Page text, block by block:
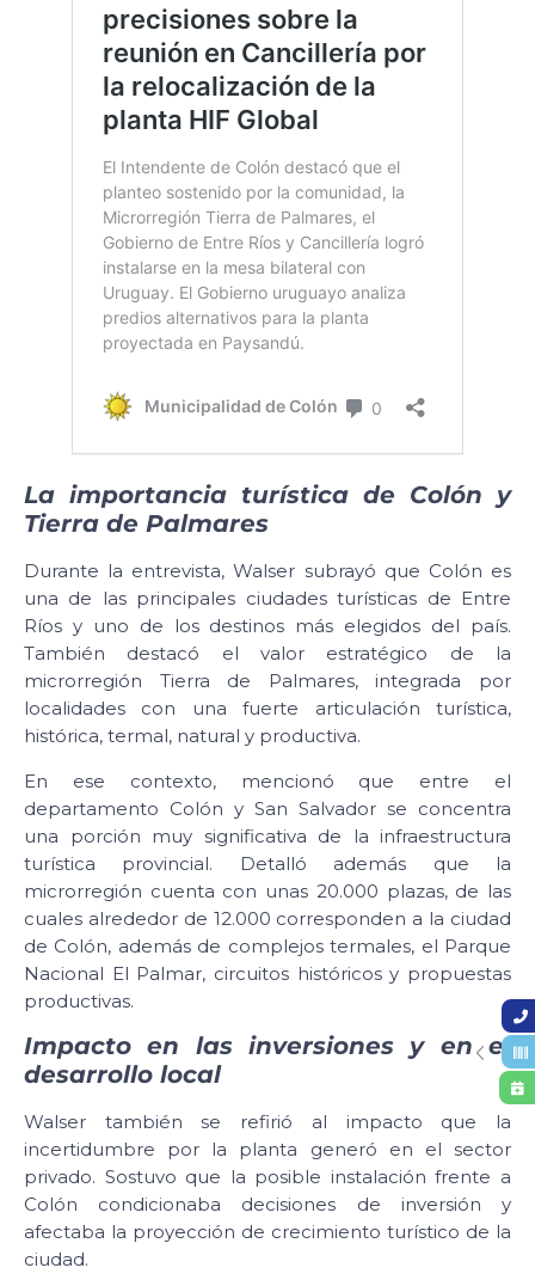
La importancia turística de Colón y
Tierra de Palmares
Durante la entrevista, Walser subrayó que Colón es
una de las principales ciudades turísticas de Entre
Ríos y uno de los destinos más elegidos del país.
También destacó el valor estratégico de la
microrregión Tierra de Palmares, integrada por
localidades con una fuerte articulación turística,
histórica, termal, natural y productiva.
En ese contexto, mencionó que entre el
departamento Colón y San Salvador se concentra
una porción muy significativa de la infraestructura
turística provincial. Detalló además que la
microrregión cuenta con unas 20.000 plazas, de las
cuales alrededor de 12.000 corresponden a la ciudad
de Colón, además de complejos termales, el Parque
Nacional El Palmar, circuitos históricos y propuestas
productivas.
Impacto en las inversiones y en el
desarrollo local
Walser también se refirió al impacto que la
incertidumbre por la planta generó en el sector
privado. Sostuvo que la posible instalación frente a
Colón condicionaba decisiones de inversión y
afectaba la proyección de crecimiento turístico de la
ciudad.